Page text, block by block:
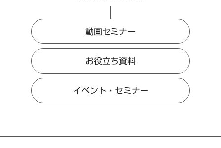
動画セミナー
お役立ち資料
イベント・セミナー